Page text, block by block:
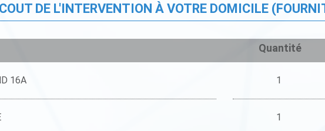
DE L'INTERVENTION À VOTRE DOMICILE
Quantité
16A 1
1